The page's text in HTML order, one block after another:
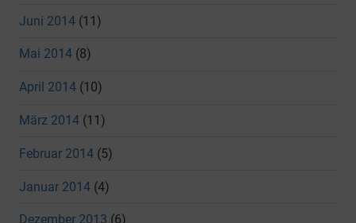
Juni 2014 (11)
Mai 2014 (8)
April 2014 (10)
März 2014 (11)
Februar 2014 (5)
Januar 2014 (4)
Dezember 2013 (6)